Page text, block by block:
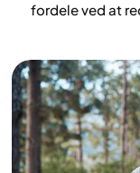
fordele ved at
diabetes og
forklarer vi,
samler sig
kan reducere